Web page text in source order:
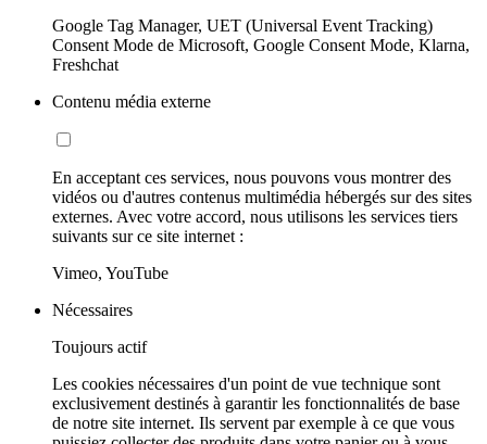
Google Tag Manager, UET (Universal Event Tracking)
Consent Mode de Microsoft, Google Consent Mode, Klarna,
Freshchat
Contenu média externe
En acceptant ces services, nous pouvons vous montrer des
vidéos ou d'autres contenus multimédia hébergés sur des sites
externes. Avec votre accord, nous utilisons les services tiers
suivants sur ce site internet :
Vimeo, YouTube
Nécessaires
Toujours actif
Les cookies nécessaires d'un point de vue technique sont
exclusivement destinés à garantir les fonctionnalités de base
de notre site internet. Ils servent par exemple à ce que vous